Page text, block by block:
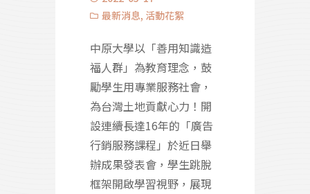
最新消息, 活動花絮
中原大學以「善用知識造
福人群」為教育理念，鼓
勵學生用專業服務社會，
為台灣土地貢獻心力！開
設連續長達16年的「廣告
行銷服務課程」於近日舉
辦成果發表會，學生跳脫
框架開啟學習視野，展現